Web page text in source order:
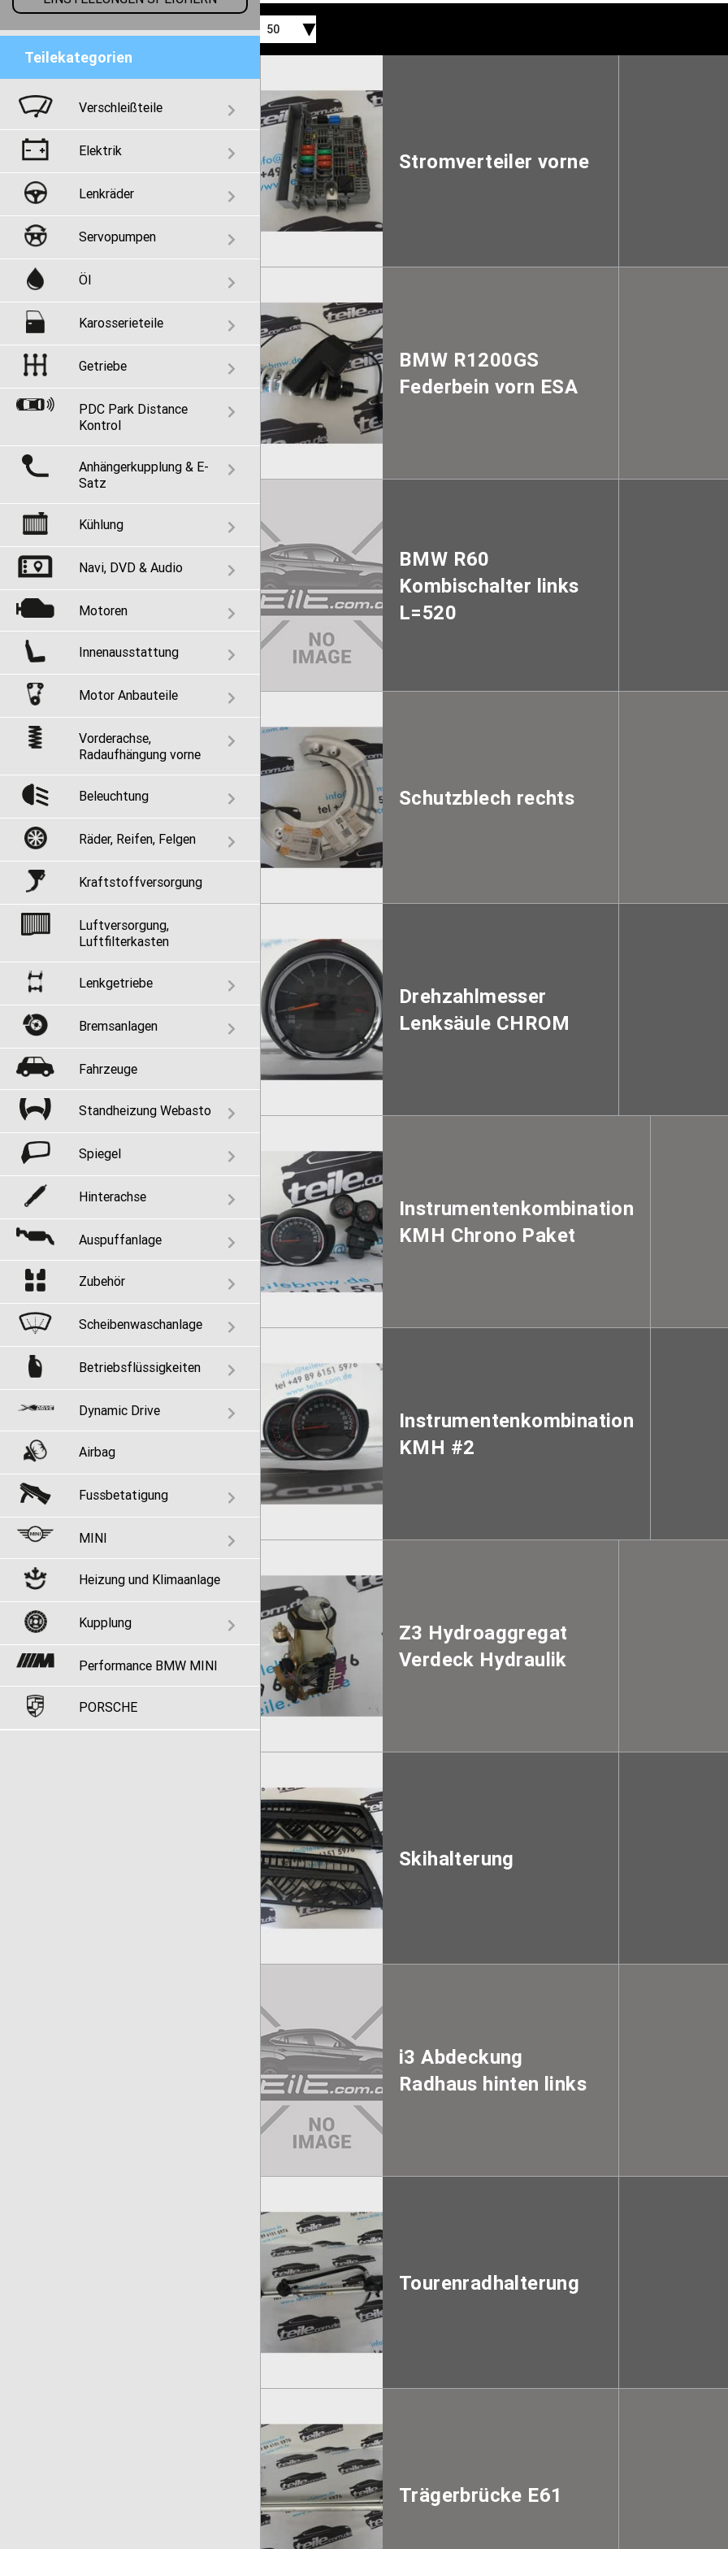
Teilekategorien
Verschleißteile
Elektrik
Lenkräder
Servopumpen
Öl
Karosserieteile
Getriebe
PDC Park Distance
Kontrol
Anhängerkupplung & E-
Satz
Kühlung
Navi, DVD & Audio
Motoren
Innenausstattung
Motor Anbauteile
Vorderachse,
Radaufhängung vorne
Beleuchtung
Räder, Reifen, Felgen
Kraftstoffversorgung
Luftversorgung,
Luftfilterkasten
Lenkgetriebe
Bremsanlagen
Fahrzeuge
Standheizung Webasto
Spiegel
Hinterachse
Auspuffanlage
Zubehör
Scheibenwaschanlage
Betriebsflüssigkeiten
Dynamic Drive
Airbag
Fussbetatigung
MINI
Heizung und Klimaanlage
Kupplung
Performance BMW MINI
PORSCHE
50
Stromverteiler vorne
BMW R1200GS
Federbein vorn ESA
BMW R60
Kombischalter links
L=520
Schutzblech rechts
Drehzahlmesser
Lenksäule CHROM
Instrumentenkombination
KMH Chrono Paket
Instrumentenkombination
KMH #2
Z3 Hydroaggregat
Verdeck Hydraulik
Skihalterung
i3 Abdeckung
Radhaus hinten links
Tourenradhalterung
Trägerbrücke E61